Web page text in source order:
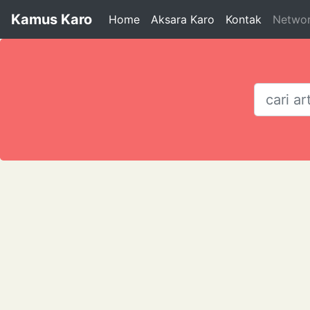
Kamus Karo Home Aksara Karo Kontak